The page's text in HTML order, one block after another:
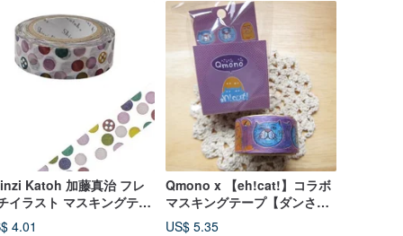
Katoh 加藤真治 フレ
イラスト マスキングテー
ドット KS-MT-10005）
4.01
Qmono x 【eh!cat!】コラボ
マスキングテープ【ダンさん
と猫の表情 (QMT-EH02)】
US$ 5.35